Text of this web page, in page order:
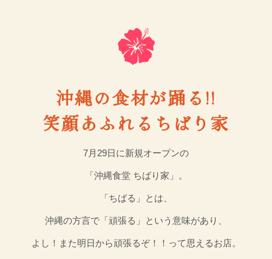
沖縄の食材が踊る!!
笑顔あふれる ちばり家
7月29日に新規オープンの
「沖縄食堂 ちばり家」。
「ちばる」とは、
沖縄の方言で「頑張る」という意味があり、
よし！また明日から頑張るぞ！！って思えるお店。